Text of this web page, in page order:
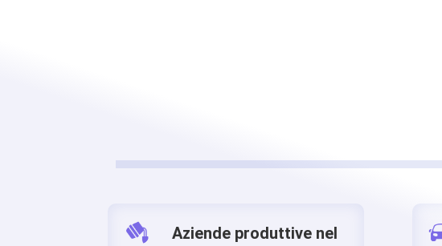
Aziende produttive nel